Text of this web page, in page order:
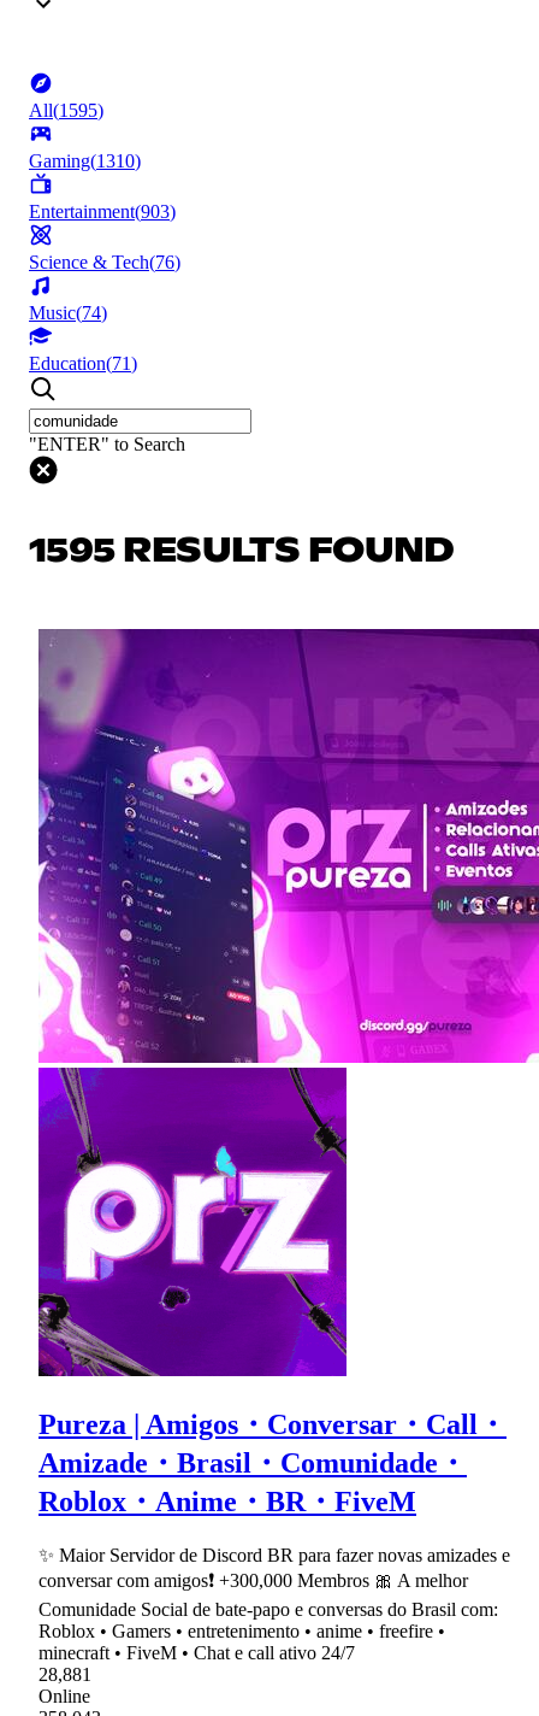
All(1595)
Gaming(1310)
Entertainment(903)
Science & Tech(76)
Music(74)
Education(71)
"ENTER" to Search
1595 RESULTS FOUND
Pureza | Amigos・Conversar・Call・
Amizade・Brasil・Comunidade・
Roblox・Anime・BR・FiveM
✨ Maior Servidor de Discord BR para fazer novas amizades e
conversar com amigos❗ +300,000 Membros 🎀 A melhor
Comunidade Social de bate-papo e conversas do Brasil com:
Roblox • Gamers • entretenimento • anime • freefire •
minecraft • FiveM • Chat e call ativo 24/7
28,881
Online